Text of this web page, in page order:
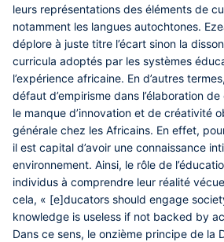
leurs représentations des éléments de
notamment les langues autochtones.
déplore à juste titre l’écart sinon la
curricula adoptés par les systèmes
l’expérience africaine. En d’autres
défaut d’empirisme dans l’élaboration
le manque d’innovation et de créativité
générale chez les Africains. En effet,
il est capital d’avoir une connaissance
environnement. Ainsi, le rôle de
individus à comprendre leur réalité
cela, « [e]ducators should engage
knowledge is useless if not backed by
Dans ce sens, le onzième principe de la